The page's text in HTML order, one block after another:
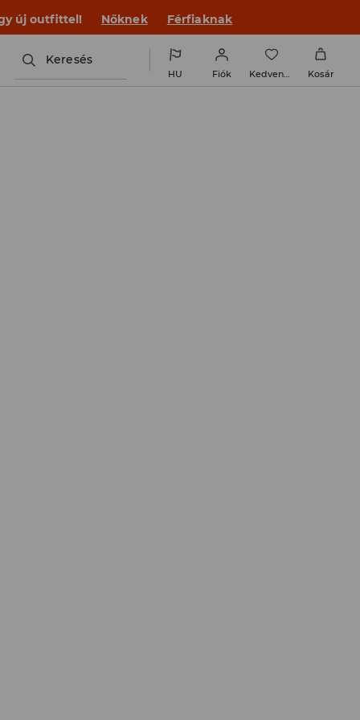
új outfittel! Nőknek Férfiaknak
Keresés
HU Fiók Kedvencek Kosár